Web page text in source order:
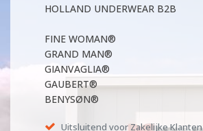
HOLLAND UNDERWEAR B2B
FINE WOMAN®
GRAND MAN®
GIANVAGLIA®
GAUBERT®
BENYSØN®
Uitsluitend voor Zakelijke Klanten